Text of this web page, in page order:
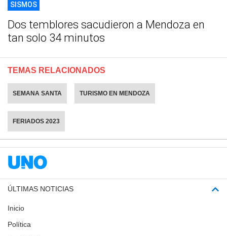
SISMOS
Dos temblores sacudieron a Mendoza en
tan solo 34 minutos
TEMAS RELACIONADOS
SEMANA SANTA TURISMO EN MENDOZA
FERIADOS 2023
ÚLTIMAS NOTICIAS
Inicio
Política